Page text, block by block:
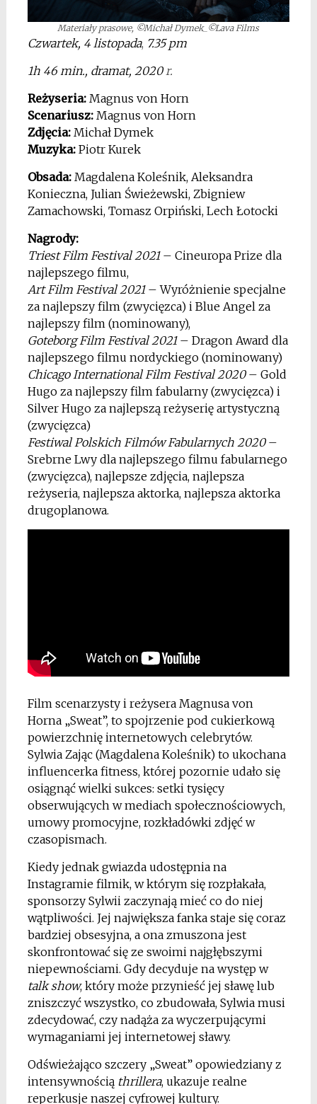
Materiały prasowe, ©Michał Dymek_©Lava Films
Czwartek, 4 listopada, 7.35 pm
1h 46 min., dramat, 2020r.
Reżyseria:Magnus von Horn
Scenariusz:Magnus von Horn
Zdjęcia:Michał Dymek
Muzyka:Piotr Kurek
Obsada:Magdalena Koleśnik, Aleksandra
Konieczna, Julian Świeżewski, Zbigniew
Zamachowski, Tomasz Orpiński, Lech Łotocki
Nagrody:
Triest Film Festival 2021 – Cineuropa Prize dla
najlepszego filmu,
Art Film Festival 2021– Wyróżnienie specjalne
za najlepszy film (zwycięzca) i Blue Angel za
najlepszy film (nominowany),
Goteborg Film Festival 2021– Dragon Award dla
najlepszego filmu nordyckiego (nominowany)
Chicago International Film Festival 2020– Gold
Hugo za najlepszy film fabularny (zwycięzca) i
Silver Hugo za najlepszą reżyserię artystyczną
(zwycięzca)
Festiwal Polskich Filmów Fabularnych 2020–
Srebrne Lwy dla najlepszego filmu fabularnego
(zwycięzca), najlepsze zdjęcia, najlepsza
reżyseria, najlepsza aktorka, najlepsza aktorka
drugoplanowa.
Film scenarzysty i reżysera Magnusa von
Horna „Sweat”, to spojrzenie pod cukierkową
powierzchnię internetowych celebrytów.
Sylwia Zając (Magdalena Koleśnik) to ukochana
influencerka fitness, której pozornie udało się
osiągnąć wielki sukces: setki tysięcy
obserwujących w mediach społecznościowych,
umowy promocyjne, rozkładówki zdjęć w
czasopismach.
Kiedy jednak gwiazda udostępnia na
Instagramie filmik, w którym się rozpłakała,
sponsorzy Sylwii zaczynają mieć co do niej
wątpliwości. Jej największa fanka staje się coraz
bardziej obsesyjna, a ona zmuszona jest
skonfrontować się ze swoimi najgłębszymi
niepewnościami. Gdy decyduje na występ w
talk show, który może przynieść jej sławę lub
zniszczyć wszystko, co zbudowała, Sylwia musi
zdecydować, czy nadąża za wyczerpującymi
wymaganiami jej internetowej sławy.
Odświeżająco szczery „Sweat” opowiedziany z
intensywnością thrillera, ukazuje realne
reperkusje naszej cyfrowej kultury.